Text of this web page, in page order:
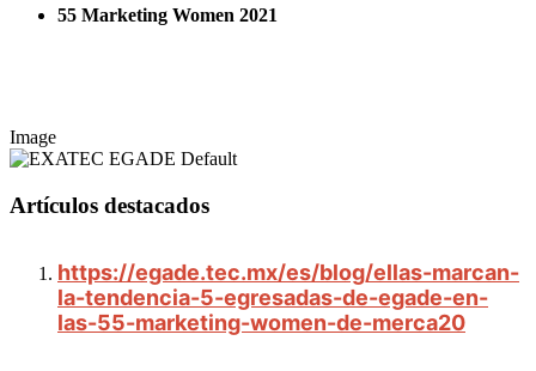
55 Marketing Women 2021
Image
Artículos destacados
https://egade.tec.mx/es/blog/ellas-marcan-
la-tendencia-5-egresadas-de-egade-en-
las-55-marketing-women-de-merca20